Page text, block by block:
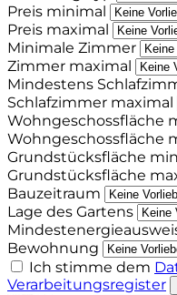
Preis minimal
Preis maximal
Minimale Zimmer
Zimmer maximal
Mindestens
Schlafzimmer maximal
Wohngeschossfläche
Wohngeschossfläche
Grundstücksfläche
Grundstücksfläche
Bauzeitraum
Lage des Gartens
Bewohnung
Ich stimme dem
Verarbeitungsregister